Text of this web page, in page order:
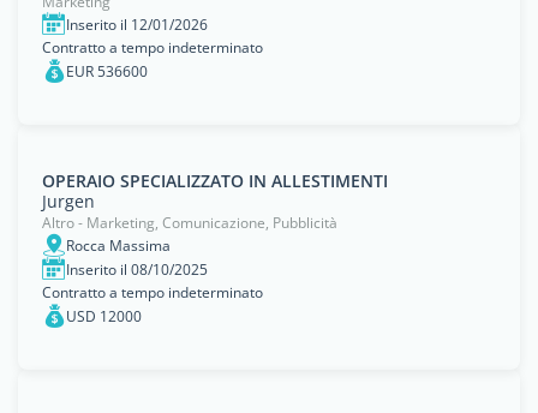
Inserito il 12/01/2026
Contratto a tempo indeterminato
EUR 536600
OPERAIO SPECIALIZZATO IN ALLESTIMENTI
Jurgen
Altro - Marketing, Comunicazione, Pubblicità
Rocca Massima
Inserito il 08/10/2025
Contratto a tempo indeterminato
USD 12000